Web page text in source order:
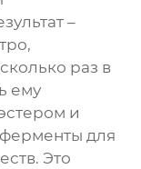
–
раз в
ему
и
для
Это